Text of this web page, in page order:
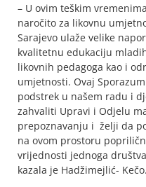
– U ovim teškim
naročito za likovnu
Sarajevo ulaže velike
kvalitetnu edukaciju
likovnih pedagoga kao i
umjetnosti. Ovaj
podstrek u našem radu i
zahvaliti Upravi i Odjelu
prepoznavanju i želji da
na ovom prostoru
vrijednosti jednoga
kazala je Hadžimejlić- Kečo.